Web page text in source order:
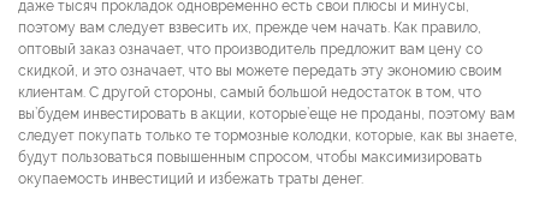
даже тысяч прокладок одновременно есть свои плюсы и минусы,
поэтому вам следует взвесить их, прежде чем начать. Как правило,
оптовый заказ означает, что производитель предложит вам цену со
скидкой, и это означает, что вы можете передать эту экономию своим
клиентам. С другой стороны, самый большой недостаток в том, что
вы’будем инвестировать в акции, которые’еще не проданы, поэтому вам
следует покупать только те тормозные колодки, которые, как вы знаете,
будут пользоваться повышенным спросом, чтобы максимизировать
окупаемость инвестиций и избежать траты денег.